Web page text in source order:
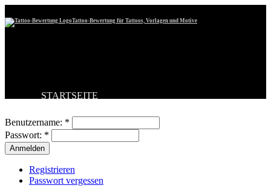
Tattoo-Bewertung für Tattoos, Vorlagen und Motive
STARTSEITE
BESTE TATTOOS
NEUESTE TATTOOS
KOMMENTARE
FORUM
Benutzername: *
Passwort: *
Registrieren
Passwort vergessen